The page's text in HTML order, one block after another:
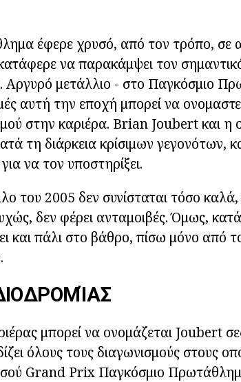
έφερε χρυσό, από τον τρόπο, σε
να παρακάμψει τον
Αργυρό μετάλλιο - στο Παγκόσμιο
αυτή την εποχή μπορεί να
στην καριέρα. Brian Joubert και η
τη διάρκεια κρίσιμων γεγονότων,
να τον υποστηρίξει.
του 2005 δεν συνίσταται τόσο καλά,
δεν φέρει ανταμοιβές. Όμως,
και πάλι στο βάθρο, πίσω μόνο από
μπορεί να ονομάζεται Joubert
όλους τους διαγωνισμούς στους
Grand Prix Παγκόσμιο